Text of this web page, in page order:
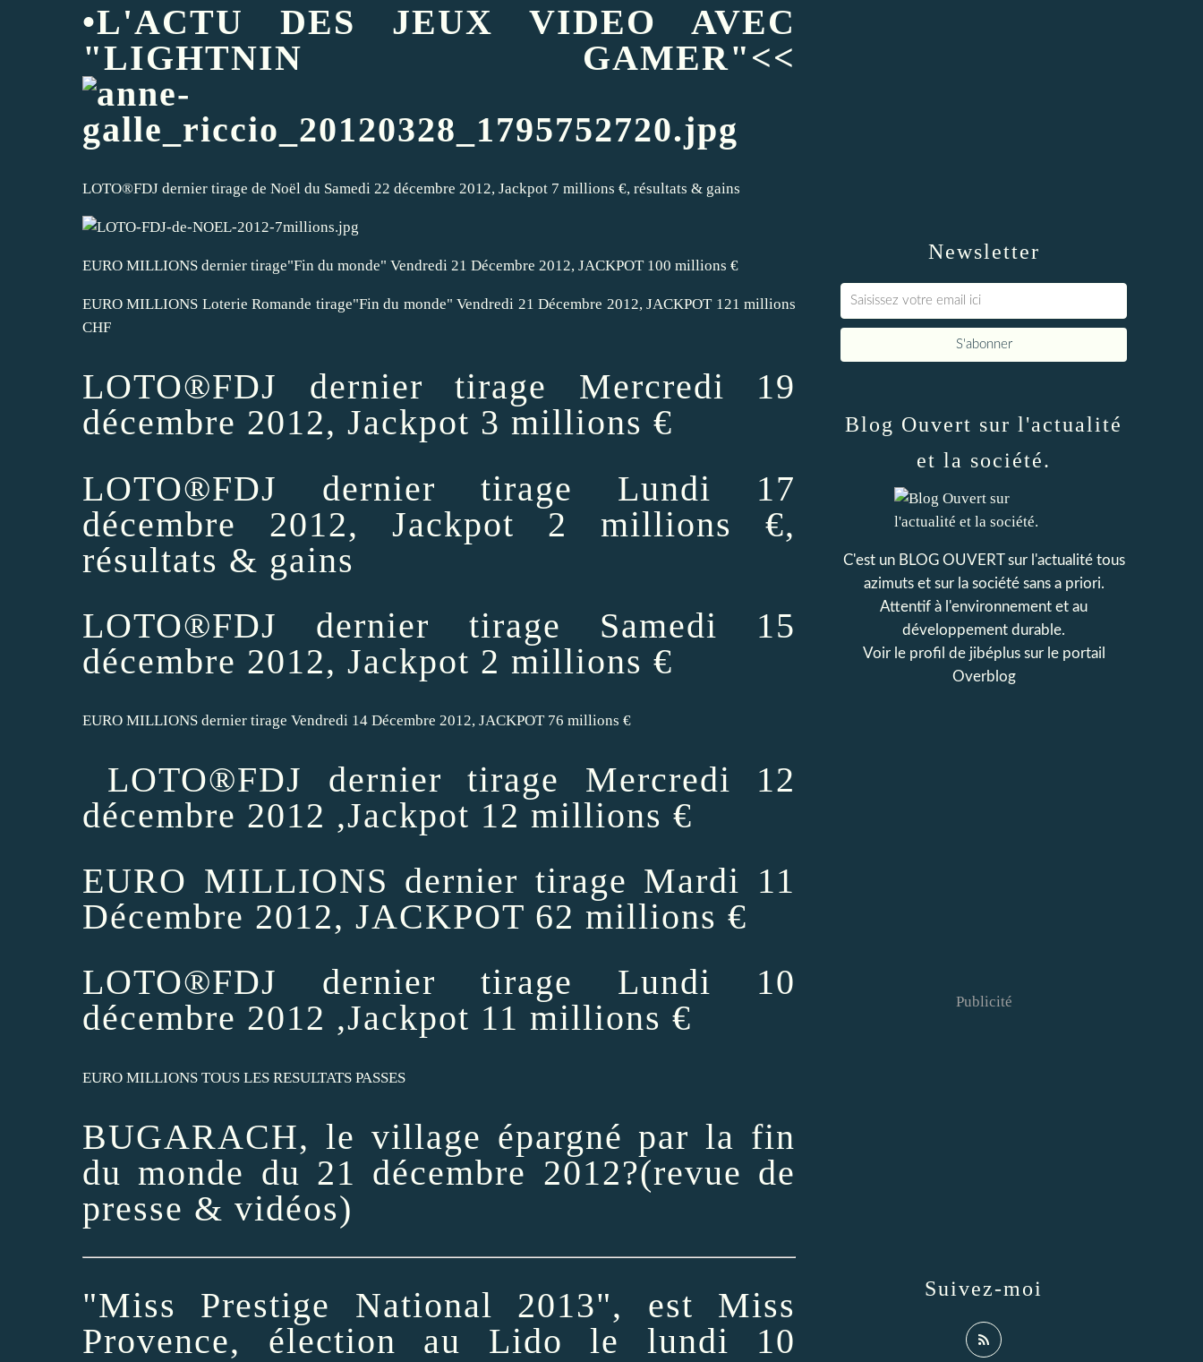
•L'ACTU DES JEUX VIDEO AVEC
"LIGHTNIN GAMER"<<
LOTO®FDJ dernier tirage de Noël du Samedi 22 décembre 2012, Jackpot 7 millions €, résultats & gains
EURO MILLIONS dernier tirage"Fin du monde" Vendredi 21 Décembre 2012, JACKPOT 100 millions €
EURO MILLIONS Loterie Romande tirage"Fin du monde" Vendredi 21 Décembre 2012, JACKPOT 121 millions
CHF
LOTO®FDJ dernier tirage Mercredi 19
décembre 2012, Jackpot 3 millions €
LOTO®FDJ dernier tirage Lundi 17
décembre 2012, Jackpot 2 millions €,
résultats & gains
LOTO®FDJ dernier tirage Samedi 15
décembre 2012, Jackpot 2 millions €
EURO MILLIONS dernier tirage Vendredi 14 Décembre 2012, JACKPOT 76 millions €
LOTO®FDJ dernier tirage Mercredi 12
décembre 2012 ,Jackpot 12 millions €
EURO MILLIONS dernier tirage Mardi 11
Décembre 2012, JACKPOT 62 millions €
LOTO®FDJ dernier tirage Lundi 10
décembre 2012 ,Jackpot 11 millions €
EURO MILLIONS TOUS LES RESULTATS PASSES
BUGARACH, le village épargné par la fin
du monde du 21 décembre 2012?(revue de
presse & vidéos)
"Miss Prestige National 2013", est Miss
Provence, élection au Lido le lundi 10
Newsletter
Blog Ouvert sur l'actualité
et la société.
C'est un BLOG OUVERT sur l'actualité tous
azimuts et sur la société sans a priori.
Attentif à l'environnement et au
développement durable.
Voir le profil de jibéplussur le portail
Overblog
Suivez-moi
Publicité